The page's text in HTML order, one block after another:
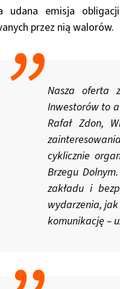
udana emisja
przez nią walorów.
Nasza oferta
Inwestorów to
Rafał Zdon,
cyklicznie
Brzegu
zakładu i
wydarzenia,
komunikację –